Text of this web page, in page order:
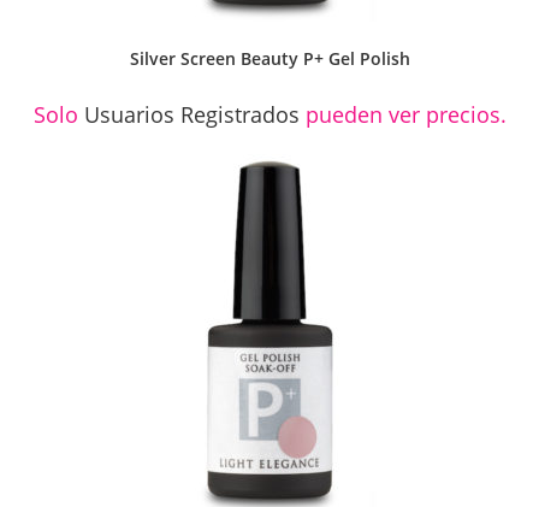
Silver Screen Beauty P+ Gel Polish
Solo Usuarios Registrados pueden ver precios.